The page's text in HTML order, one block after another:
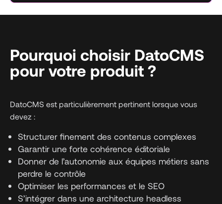
Pourquoi choisir DatoCMS
pour votre produit ?
DatoCMS est particulièrement pertinent lorsque vous
devez :
Structurer finement des contenus complexes
Garantir une forte cohérence éditoriale
Donner de l’autonomie aux équipes métiers sans
perdre le contrôle
Optimiser les performances et le SEO
S’intégrer dans une architecture headless